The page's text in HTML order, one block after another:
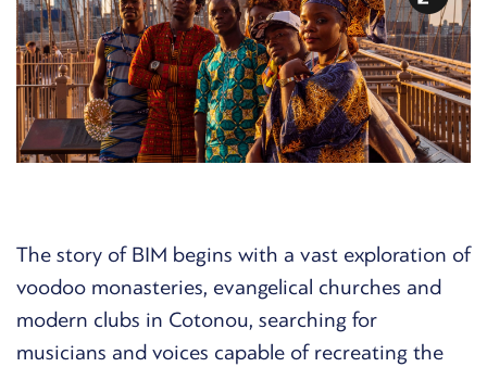
The story of BIM begins with a vast exploration of
voodoo monasteries, evangelical churches and
modern clubs in Cotonou, searching for
musicians and voices capable of recreating the